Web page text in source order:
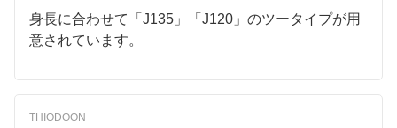
身長に合わせて「J135」「J120」のツータイプが用
意されています。
THIODOON